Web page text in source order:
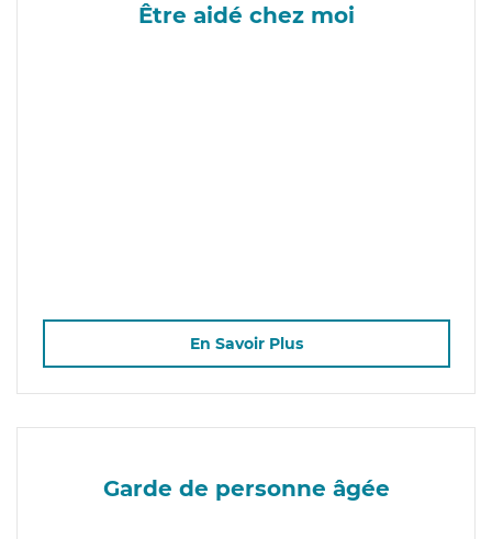
Être aidé chez moi
En Savoir Plus
Garde de personne âgée